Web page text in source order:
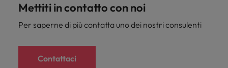
Mettiti in contatto con noi
Per saperne di più contatta uno dei nostri consulenti
Contattaci